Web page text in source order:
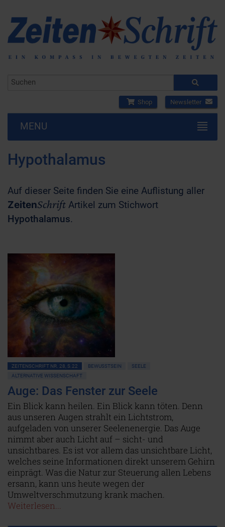
Shop Newsletter
MENU
Hypothalamus
Auf dieser Seite finden Sie eine Auflistung aller
ZeitenSchrift Artikel zum Stichwort
Hypothalamus.
ZEITENSCHRIFT NR. 28, S.22 BEWUSSTSEIN
SEELE
ALTERNATIVE WISSENSCHAFT
Auge: Das Fenster zur Seele
Ein Blick kann heilen. Ein Blick kann töten. Denn
aus unseren Augen strahlt ein Lichtstrom,
aufgeladen von unserer Seelenenergie. Das Auge
nimmt aber auch Licht auf – sicht- und
unsichtbares. Es ist vor allem das unsichtbare Licht,
welches seine Informationen direkt unserem Gehirn
einprägt. Was die Natur zur Steuerung allen Lebens
ersann, kann uns heute wegen der
Umweltverschmutzung krank machen.
Weiterlesen...